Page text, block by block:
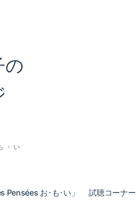
の
・ い
Pensées お･も･い」 試聴コーナー